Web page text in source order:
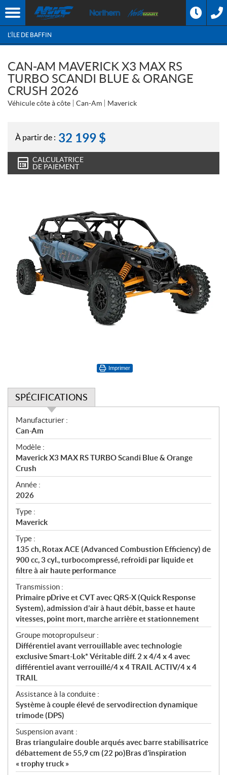
L'ÎLE DE BAFFIN
CAN-AM MAVERICK X3 MAX RS
TURBO SCANDI BLUE & ORANGE
CRUSH 2026
Véhicule côte à côte Can-Am Maverick
À partir de : 32 199 $
CALCULATRICE
DE PAIEMENT
Imprimer
SPÉCIFICATIONS
S
p
é
c
i
f
i
c
a
t
i
o
n
s
Manufacturier :
Can-Am
Modèle :
Maverick X3 MAX RS TURBO Scandi Blue & Orange
Crush
Année :
2026
Type :
Maverick
Type :
135 ch, Rotax ACE (Advanced Combustion Efficiency) de
900 cc, 3 cyl., turbocompressé, refroidi par liquide et
filtre à air haute performance
Transmission :
Primaire pDrive et CVT avec QRS-X (Quick Response
System), admission d’air à haut débit, basse et haute
vitesses, point mort, marche arrière et stationnement
Groupe motopropulseur :
Différentiel avant verrouillable avec technologie
exclusive Smart-Lok* Véritable diff. 2 x 4/4 x 4 avec
différentiel avant verrouillé/4 x 4 TRAIL ACTIV/4 x 4
TRAIL
Assistance à la conduite :
Système à couple élevé de servodirection dynamique
trimode (DPS)
Suspension avant :
Bras triangulaire double arqués avec barre stabilisatrice
débattement de 55,9 cm (22 po)Bras d’inspiration
« trophy truck »